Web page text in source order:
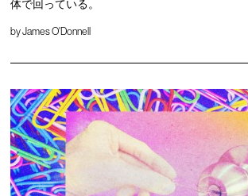
体で回っている。
byJames O'Donnell